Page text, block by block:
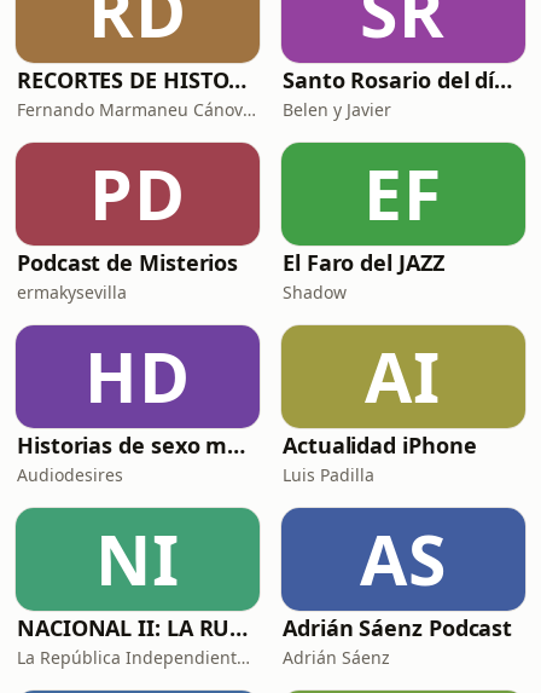
RECORTES DE HISTORIA Y CIENCIA
Fernando Marmaneu Cánovas
Santo Rosario del día. 🙏 Reza con nosotros en castellano 🇪🇸
Belen y Javier
PD
Podcast de Misterios
ermakysevilla
EF
El Faro del JAZZ
Shadow
HD
Historias de sexo muy intensas y calientes
Audiodesires
AI
Actualidad iPhone
Luis Padilla
NI
NACIONAL II: LA RUTA DEL EXILIO
La República Independiente de la Radio
AS
Adrián Sáenz Podcast
Adrián Sáenz